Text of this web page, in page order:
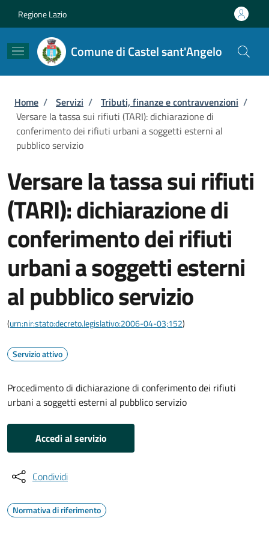
Regione Lazio
Comune di Castel sant'Angelo
Briciole di pane
Home / Servizi / Tributi, finanze e contravvenzioni /
Versare la tassa sui rifiuti (TARI): dichiarazione di
conferimento dei rifiuti urbani a soggetti esterni al
pubblico servizio
Versare la tassa sui rifiuti
(TARI): dichiarazione di
conferimento dei rifiuti
urbani a soggetti esterni
al pubblico servizio
(urn:nir:stato:decreto.legislativo:2006-04-03;152)
Servizio attivo
Procedimento di dichiarazione di conferimento dei rifiuti
urbani a soggetti esterni al pubblico servizio
Accedi al servizio
Condividi
Normativa di riferimento